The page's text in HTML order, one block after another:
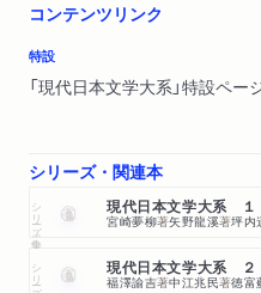
コンテンツリンク
特設
「現代日本文学大系」特設ペー
シリーズ・関連本
シリーズ・全集 現代日本文学大系
宮崎夢柳著矢野龍溪著坪内
シリーズ・全集 福澤諭吉著中江兆民著徳富